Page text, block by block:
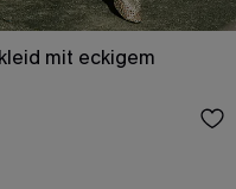
mit eckigem